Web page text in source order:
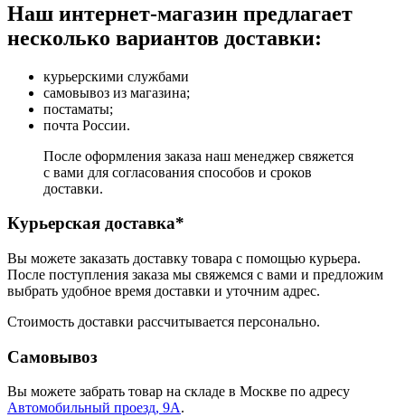
Наш интернет-магазин предлагает
несколько вариантов доставки:
курьерскими службами
самовывоз из магазина;
постаматы;
почта России.
После оформления заказа наш менеджер свяжется
с вами для согласования способов и сроков
доставки.
Курьерская доставка*
Вы можете заказать доставку товара с помощью курьера.
После поступления заказа мы свяжемся с вами и предложим
выбрать удобное время доставки и уточним адрес.
Стоимость доставки рассчитывается персонально.
Самовывоз
Вы можете забрать товар на складе в Москве по адресу
Автомобильный проезд, 9А.